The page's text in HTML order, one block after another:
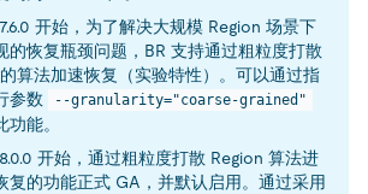
开始，为了解决大规模 Region 场景下
的恢复瓶颈问题，BR 支持通过粗粒度打散
算法加速恢复（实验特性）。可以通过指
参数
--granularity="coarse-grained"
功能。
开始，通过粗粒度打散 Region 算法进
复的功能正式 GA，并默认启用。通过采用